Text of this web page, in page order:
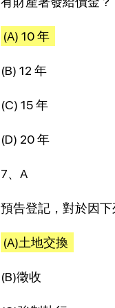
(A) 10 年
(B) 12 年
(C) 15 年
(D) 20 年
7、A
預告登記，對於因
(A)土地交換
(B)徵收